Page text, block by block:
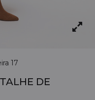
17
DE